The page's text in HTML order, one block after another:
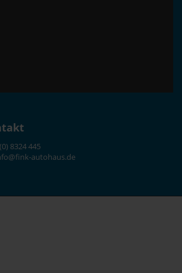
8324 445
autohaus.de